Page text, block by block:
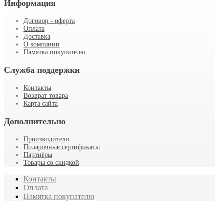
Информация
Договор - оферта
Оплата
Доставка
О компании
Памятка покупателю
Служба поддержки
Контакты
Возврат товара
Карта сайта
Дополнительно
Производители
Подарочные сертификаты
Партнёры
Товары со скидкой
Контакты
Оплата
Памятка покупателю